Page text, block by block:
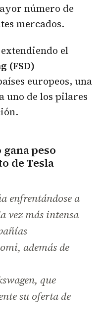
número de
mercados.
el
(FSD)
europeos, una
uno de los pilares
peso
de Tesla
enfrentándose a
vez más intensa
además de
que
su oferta de